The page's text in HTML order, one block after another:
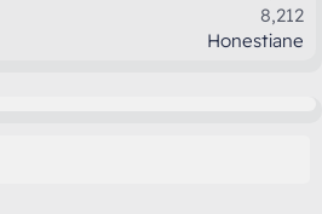
8,212
Honestiane